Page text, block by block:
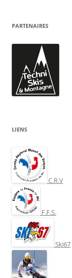
PARTENAIRES
LIENS
C.R.V
F.F.S.
Ski67